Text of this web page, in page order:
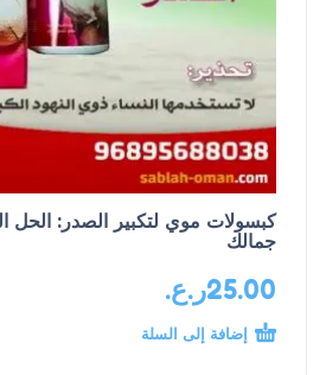
كبسولات موي لتكبير الصدر: الحل
جمالك
25.00ر.ع.
إضافة إلى السلة